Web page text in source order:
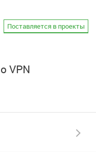
Поставляется в проекты
VPN